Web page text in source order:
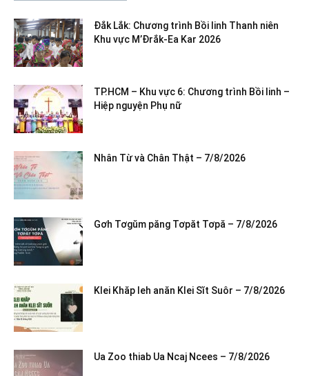
Đắk Lắk: Chương trình Bồi linh Thanh niên
Khu vực M’Đrắk-Ea Kar 2026
TP.HCM – Khu vực 6: Chương trình Bồi linh –
Hiệp nguyện Phụ nữ
Nhân Từ và Chân Thật – 7/8/2026
Gơh Tơgŭm păng Tơpăt Tơpă – 7/8/2026
Klei Khăp leh anăn Klei Sĭt Suôr – 7/8/2026
Ua Zoo thiab Ua Ncaj Ncees – 7/8/2026